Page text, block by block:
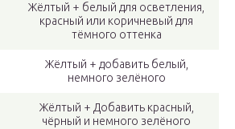
Жёлтый + белый для осветления,
красный или коричневый для
тёмного оттенка
Жёлтый + добавить белый,
немного зелёного
Жёлтый + Добавить красный,
чёрный и немного зелёного